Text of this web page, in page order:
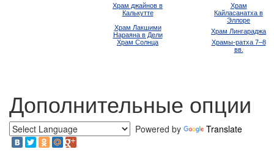
Храм джайнов в
Калькутте
Храм
Кайласанатха в
Эллоре
Храм Лакшими
Нараяна в Дели
Храм Лингараджа
Храм Солнца
Храмы-ратха 7–8
вв.
Дополнительные опции
Powered by Translate